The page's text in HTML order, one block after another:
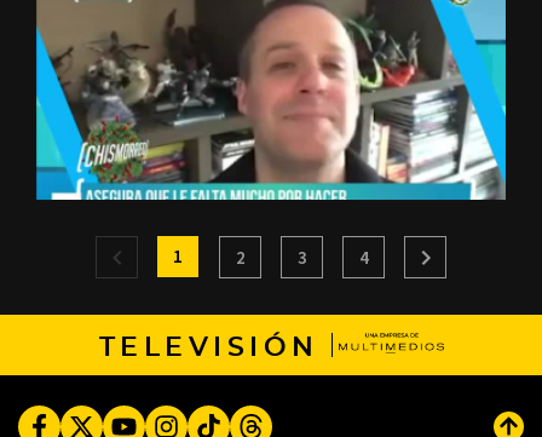
1 2 3 4
TELEVISIÓN
FacebookTwitterYoutubeInstagram
TikTokThreads